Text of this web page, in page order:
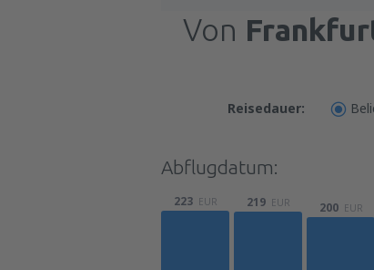
Von
Reisedauer:
Abflugdatum:
223 EUR 219 EUR 200 EUR